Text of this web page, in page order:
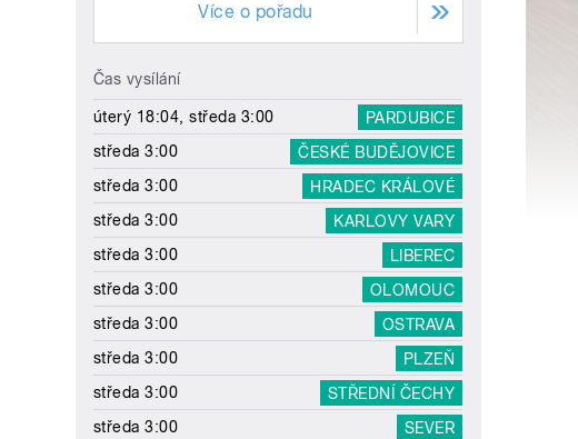
Více o pořadu
Čas vysílání
úterý 18:04, středa 3:00
PARDUBICE
středa 3:00
ČESKÉ BUDĚJOVICE
středa 3:00
HRADEC KRÁLOVÉ
středa 3:00
KARLOVY VARY
středa 3:00
LIBEREC
středa 3:00
OLOMOUC
středa 3:00
OSTRAVA
středa 3:00
PLZEŇ
středa 3:00
STŘEDNÍ ČECHY
středa 3:00
SEVER